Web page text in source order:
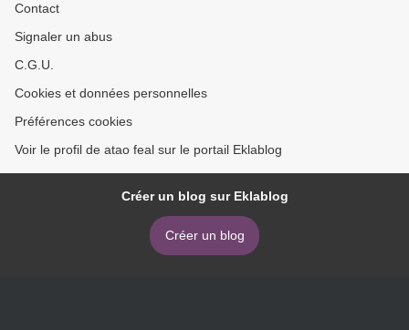
Contact
Signaler un abus
C.G.U.
Cookies et données personnelles
Préférences cookies
Voir le profil de atao feal sur le portail Eklablog
Créer un blog sur Eklablog
Créer un blog